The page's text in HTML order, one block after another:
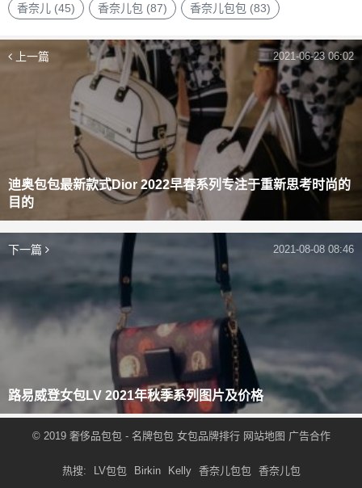
香奈儿 (45) 香奈儿包 (87) 香奈儿包包 (83)
上一篇
迪奥包包最新款式Dior 2022早春系列专注于重新思考时尚的
目的
2021-06-23 06:02
下一篇
路易威登女包LV 2021年秋季系列图片及价格
2021-08-08 08:46
© 2019 奢侈品包包 - 名牌包包 女包品牌排行网站地图 广告合作
热搜: LV包包 Birkin Kelly 香奈儿包包 香奈儿包